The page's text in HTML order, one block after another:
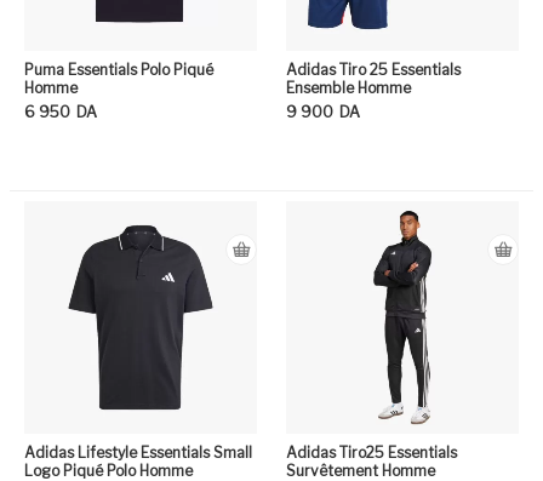
Puma Essentials Polo Piqué
Homme
6 950 DA
Adidas Tiro 25 Essentials
Ensemble Homme
9 900 DA
Adidas Lifestyle Essentials Small
Logo Piqué Polo Homme
Adidas Tiro25 Essentials
Survêtement Homme